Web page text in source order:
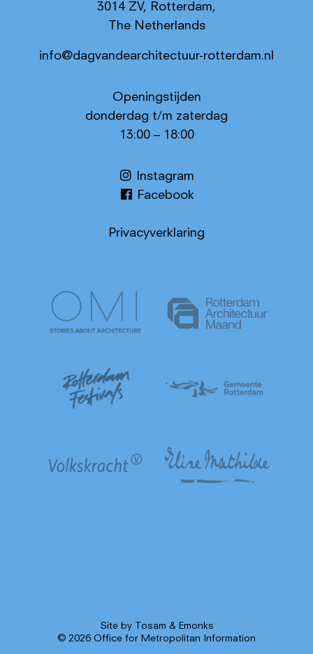
3014 ZV, Rotterdam,
The Netherlands
info@dagvandearchitectuur-rotterdam.nl
Openingstijden
donderdag t/m zaterdag
13:00 – 18:00
Instagram
Facebook
Privacyverklaring
© 2026 Office for Metropolitan Information
Site by Tosam & Emonks